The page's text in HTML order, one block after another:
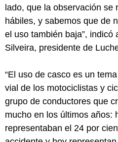
lado, que la observación
hábiles, y sabemos que de
el uso también baja”, indicó
Silveira, presidente de
“El uso de casco es un
vial de los motociclistas y
grupo de conductores que
mucho en los últimos años:
representaban el 24 por